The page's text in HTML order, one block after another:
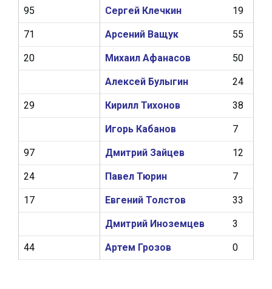
Сергей Клечкин 19
Арсений Ващук 55
Михаил Афанасов 50
Алексей Булыгин 24
Кирилл Тихонов 38
Игорь Кабанов 7
Дмитрий Зайцев 12
Павел Тюрин 7
Евгений Толстов 33
Дмитрий Иноземцев 3
Артем Грозов 0
95
71
20
29
97
24
17
44